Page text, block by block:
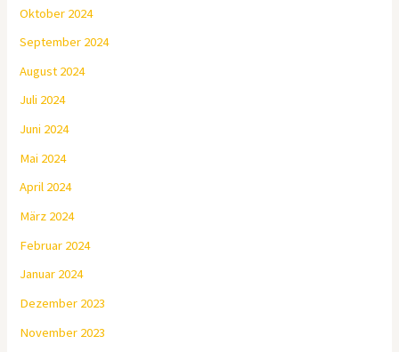
Oktober 2024
September 2024
August 2024
Juli 2024
Juni 2024
Mai 2024
April 2024
März 2024
Februar 2024
Januar 2024
Dezember 2023
November 2023